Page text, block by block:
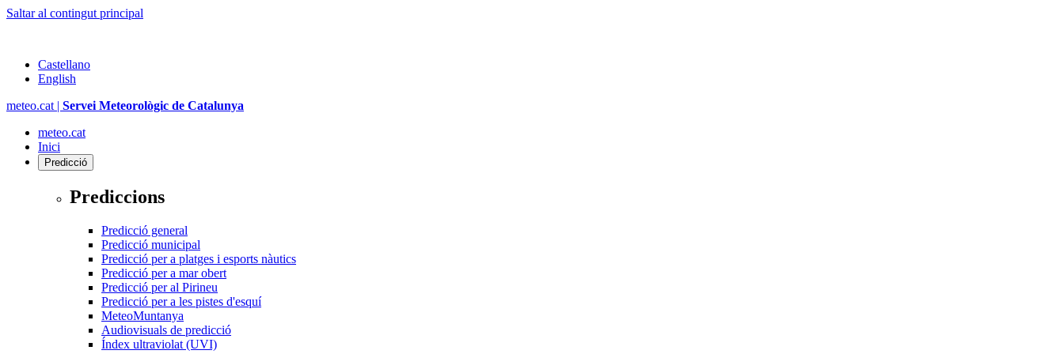
Saltar al contingut principal
Castellano
English
meteo.cat | Servei Meteorològic de Catalunya
meteo.cat
Inici
Predicció
Prediccions
Predicció general
Predicció municipal
Predicció per a platges i esports nàutics
Predicció per a mar obert
Predicció per al Pirineu
Predicció per a les pistes d'esquí
MeteoMuntanya
Audiovisuals de predicció
Índex ultraviolat (UVI)